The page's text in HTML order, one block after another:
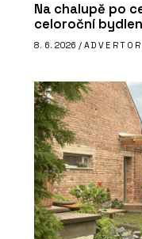
Na chalupě po
celoroční
8. 6. 2026 /